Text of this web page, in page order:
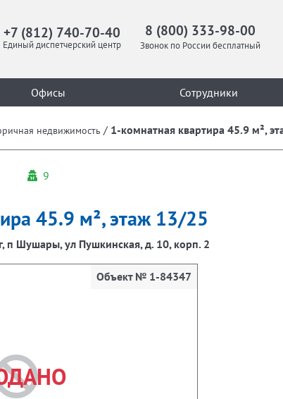
+7 (812) 740-70-40
Единый диспетчерский центр
8 (800) 333-98-00
Звонок по России бесплатный
Офисы Сотрудники
недвижимость / 1-комнатная квартира 45.9 м²,
9
45.9 м², этаж 13/25
п Шушары, ул Пушкинская, д. 10, корп. 2
Объект № 1-84347